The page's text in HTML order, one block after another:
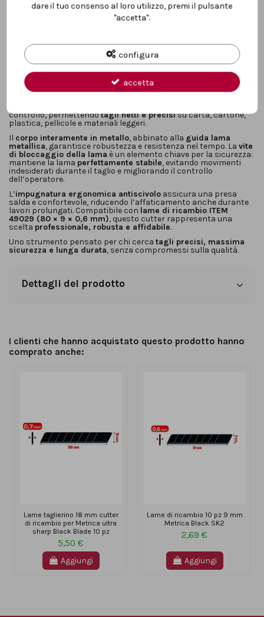
durata superiorenelle operazioni di taglio quotidiane. È lo
strumento ideale per professionisti di edilizia, cartongesso,
posa, imballaggio e manutenzione che richiedono
affidabilità
costanteanche sotto utilizzo intensivo.
lama nera ultra affilata in acciaio SK2
superiore a HRC 67, offre unacapacità di taglio eccezionale
controllo, permettendotagli netti e precisisu carta, cartone,
plastica, pellicole e materiali leggeri.
Il corpo interamente in metallo, abbinato alla guida lama
metallica, garantisce robustezza e resistenza nel tempo. La vite
di bloccaggio della lama è un elemento chiave per la sicurezza:
mantiene la lama perfettamente stabile, evitando movimenti
indesiderati durante il taglio e migliorando il controllo
dell’operatore.
L’impugnatura ergonomica antiscivolo assicura una presa
salda e confortevole, riducendo l’affaticamento anche durante
lavori prolungati. Compatibile con lame di ricambio ITEM
49029 (80 × 9 × 0,6 mm), questo cutter rappresenta una
scelta professionale, robusta e affidabile.
Uno strumento pensato per chi cerca tagli precisi, massima
sicurezza e lunga durata, senza compromessi sulla qualità.
Dettagli del prodotto
I clienti che hanno acquistato questo prodotto hanno
comprato anche:
Lame taglierino 18 mm cutter
di ricambio per Metrica ultra
sharp Black Blade 10 pz
5,50 €
Aggiungi
Lame di ricambio 10 pz 9 mm
Metrica Black SK2
2,69 €
Aggiungi
dare il tuo consenso al loro utilizzo, premi il pulsante
"accetta".
configura
accetta